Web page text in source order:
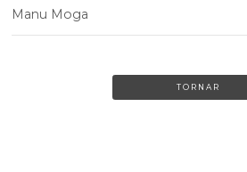
Manu Moga
TORNAR